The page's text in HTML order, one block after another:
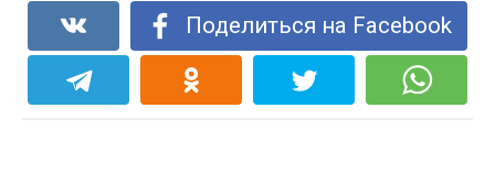
Поделиться на Facebook